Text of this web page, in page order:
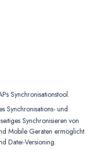
Synchronisationstool.
Synchronisations- und
Synchronisieren von
Mobile Geräten ermöglicht.
Datei-Versioning.